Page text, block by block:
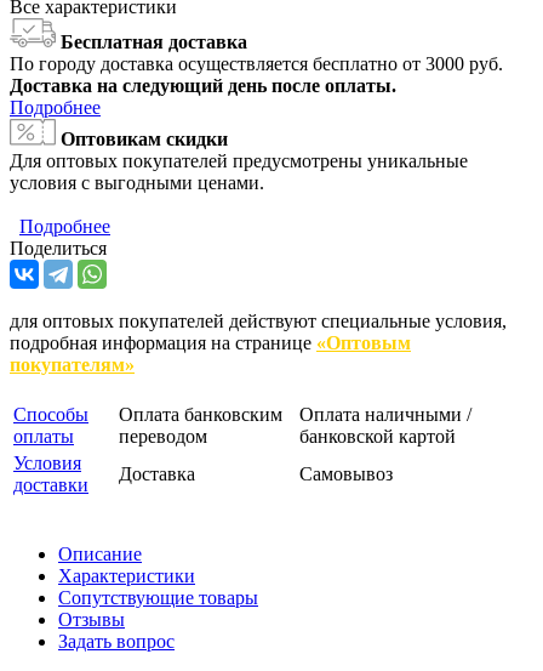
Все характеристики
Бесплатная доставка
По городу доставка осуществляется бесплатно от 3000 руб.
Доставка на следующий день после оплаты.
Подробнее
Оптовикам скидки
Для оптовых покупателей предусмотрены уникальные
условия с выгодными ценами.
Подробнее
Поделиться
для оптовых покупателей действуют специальные условия,
подробная информация на странице «Оптовым
покупателям»
Способы
оплаты
Оплата банковским
переводом
Оплата наличными /
банковской картой
Условия
доставки
Доставка Самовывоз
Описание
Характеристики
Сопутствующие товары
Отзывы
Задать вопрос